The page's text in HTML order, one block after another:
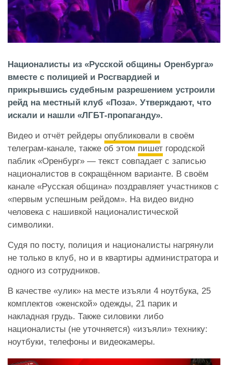
Националисты из «Русской общины Оренбурга»
вместе с полицией и Росгвардией и
прикрывшись судебным разрешением устроили
рейд на местный клуб «Поза». Утверждают, что
искали и нашли «ЛГБТ-пропаганду».
Видео и отчёт рейдеры опубликовали в своём
телеграм-канале, также об этом пишет городской
паблик «Оренбург» — текст совпадает с записью
националистов в сокращённом варианте. В своём
канале «Русская община» поздравляет участников с
«первым успешным рейдом». На видео видно
человека с нашивкой националистической
символики.
Судя по посту, полиция и националисты нагрянули
не только в клуб, но и в квартиры администратора и
одного из сотрудников.
В качестве «улик» на месте изъяли 4 ноутбука, 25
комплектов «женской» одежды, 21 парик и
накладная грудь. Также силовики либо
националисты (не уточняется) «изъяли» технику:
ноутбуки, телефоны и видеокамеры.